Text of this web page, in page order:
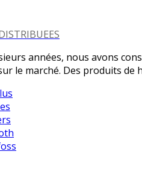
années, nous avons
le marché. Des produits de